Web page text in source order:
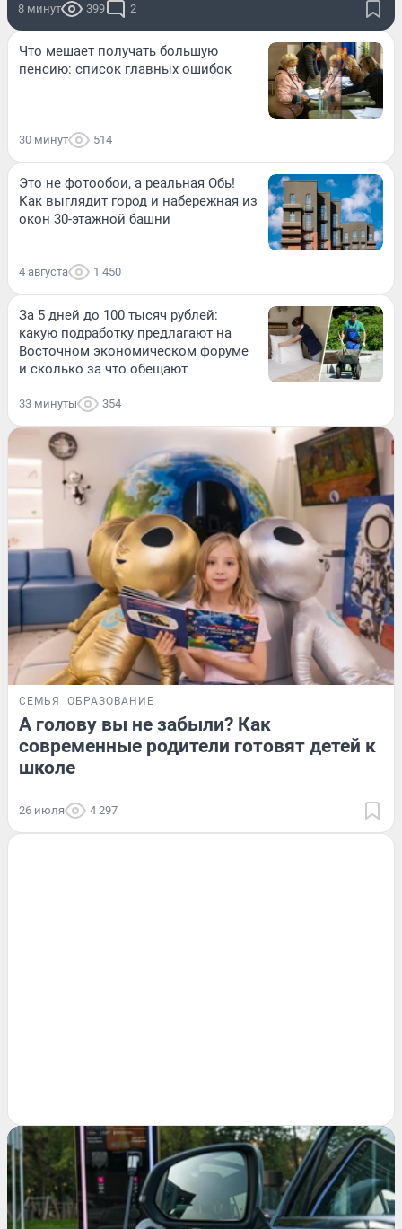
8 минут 399 2
Что мешает получать большую
пенсию: список главных ошибок
30 минут 514
Это не фотообои, а реальная Обь!
Как выглядит город и набережная из
окон 30-этажной башни
4 августа 1 450
За 5 дней до 100 тысяч рублей:
какую подработку предлагают на
Восточном экономическом форуме
и сколько за что обещают
33 минуты 354
СЕМЬЯ ОБРАЗОВАНИЕ
А голову вы не забыли? Как
современные родители готовят детей к
школе
26 июля 4 297